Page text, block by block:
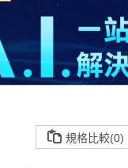
規格比較(0)